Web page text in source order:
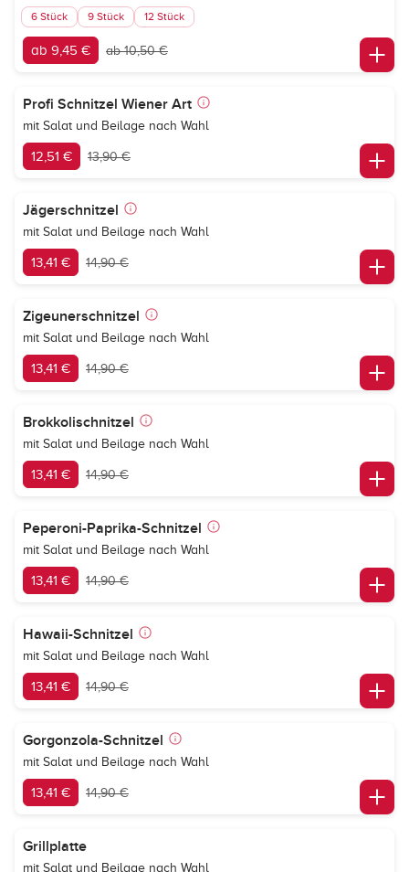
6 Stück 9 Stück 12 Stück
ab 9,45 € ab 10,50 €
Profi Schnitzel Wiener Art
mit Salat und Beilage nach Wahl
12,51 € 13,90 €
Jägerschnitzel
mit Salat und Beilage nach Wahl
13,41 € 14,90 €
Zigeunerschnitzel
mit Salat und Beilage nach Wahl
13,41 € 14,90 €
Brokkolischnitzel
mit Salat und Beilage nach Wahl
13,41 € 14,90 €
Peperoni-Paprika-Schnitzel
mit Salat und Beilage nach Wahl
13,41 € 14,90 €
Hawaii-Schnitzel
mit Salat und Beilage nach Wahl
13,41 € 14,90 €
Gorgonzola-Schnitzel
mit Salat und Beilage nach Wahl
13,41 € 14,90 €
Grillplatte
mit Salat und Beilage nach Wahl